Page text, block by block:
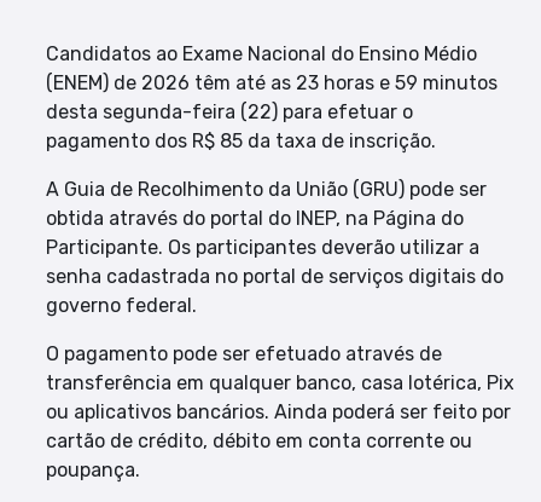
Candidatos ao Exame Nacional do Ensino Médio
(ENEM) de 2026 têm até as 23 horas e 59 minutos
desta segunda-feira (22) para efetuar o
pagamento dos R$ 85 da taxa de inscrição.
A Guia de Recolhimento da União (GRU) pode ser
obtida através do portal do INEP, na Página do
Participante. Os participantes deverão utilizar a
senha cadastrada no portal de serviços digitais do
governo federal.
O pagamento pode ser efetuado através de
transferência em qualquer banco, casa lotérica, Pix
ou aplicativos bancários. Ainda poderá ser feito por
cartão de crédito, débito em conta corrente ou
poupança.